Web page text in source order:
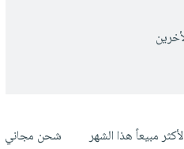
الأكثر مبيعاً هذا الشهر شحن مجاني